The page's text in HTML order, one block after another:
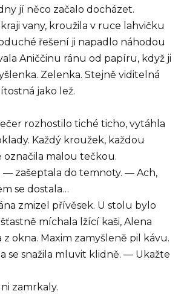
jí něco začalo docházet.
vany, kroužila v ruce lahvičku
řešení ji napadlo náhodou
Aniččinu ránu od papíru, když ji
Zelenka. Stejně viditelná
jako lež.
rozhostilo tiché ticho, vytáhla
Každý kroužek, každou
označila malou tečkou.
— zašeptala do temnoty. — Ach,
se dostala…
zmizel přívěsek. U stolu bylo
míchala lžící kaši, Alena
okna. Maxim zamyšleně pil kávu.
se snažila mluvit klidně. — Ukažte
zamrkaly.